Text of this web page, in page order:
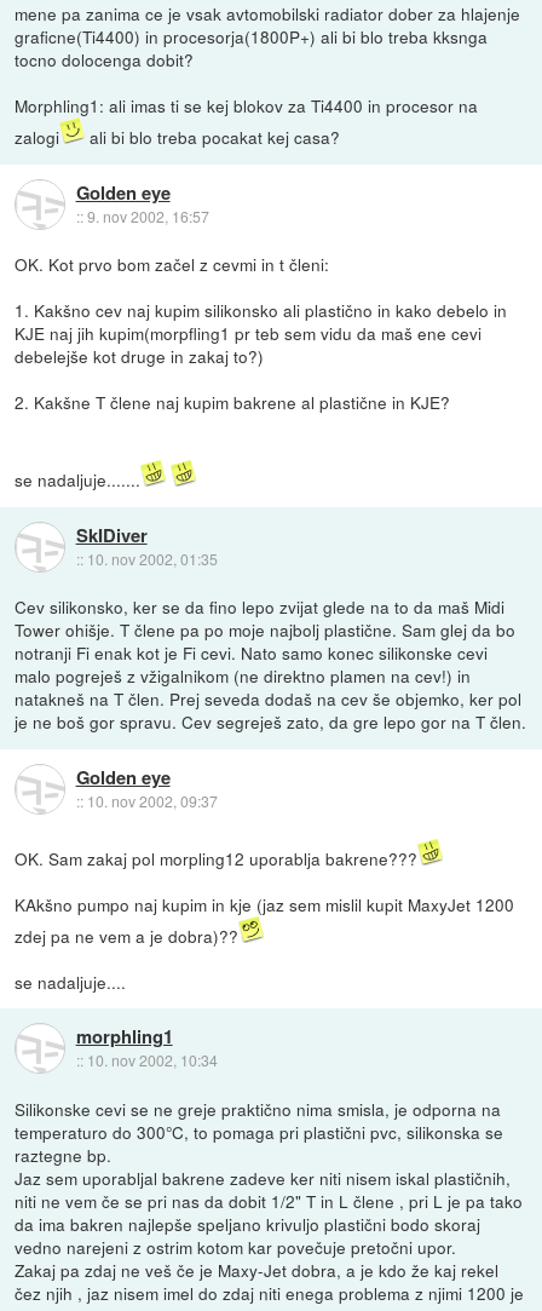
mene pa zanima ce je vsak avtomobilski radiator dober za hlajenje
graficne(Ti4400) in procesorja(1800P+) ali bi blo treba kksnga
tocno dolocenga dobit?
Morphling1: ali imas ti se kej blokov za Ti4400 in procesor na
zalogi
ali bi blo treba pocakat kej casa?
Golden eye
::9. nov 2002, 16:57
OK. Kot prvo bom začel z cevmi in t členi:
1. Kakšno cev naj kupim silikonsko ali plastično in kako debelo in
KJE naj jih kupim(morpfling1 pr teb sem vidu da maš ene cevi
debelejše kot druge in zakaj to?)
2. Kakšne T člene naj kupim bakrene al plastične in KJE?
se nadaljuje.......
SkIDiver
:: 10. nov 2002, 01:35
Cev silikonsko, ker se da fino lepo zvijat glede na to da maš Midi
Tower ohišje. T člene pa po moje najbolj plastične. Sam glej da bo
notranji Fi enak kot je Fi cevi. Nato samo konec silikonske cevi
malo pogreješ z vžigalnikom (ne direktno plamen na cev!) in
natakneš na T člen. Prej seveda dodaš na cev še objemko, ker pol
je ne boš gor spravu. Cev segreješ zato, da gre lepo gor na T člen.
Golden eye
:: 10. nov 2002, 09:37
OK. Sam zakaj pol morpling12 uporablja bakrene???
KAkšno pumpo naj kupim in kje (jaz sem mislil kupit MaxyJet 1200
zdej pa ne vem a je dobra)??
se nadaljuje....
morphling1
:: 10. nov 2002, 10:34
Silikonske cevi se ne greje praktično nima smisla, je odporna na
temperaturo do 300°C, to pomaga pri plastični pvc, silikonska se
raztegne bp.
Jaz sem uporabljal bakrene zadeve ker niti nisem iskal plastičnih,
niti ne vem če se pri nas da dobit 1/2" T in L člene , pri L je pa tako
da ima bakren najlepše speljano krivuljo plastični bodo skoraj
vedno narejeni z ostrim kotom kar povečuje pretočni upor.
Zakaj pa zdaj ne veš če je Maxy-Jet dobra, a je kdo že kaj rekel
čez njih , jaz nisem imel do zdaj niti enega problema z njimi 1200 je